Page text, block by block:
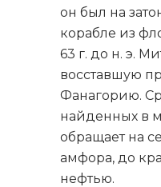
он был на
корабле из
63 г. до н. э.
восставшую
Фанагорию.
найденных в
обращает на
амфора, до
нефтью.